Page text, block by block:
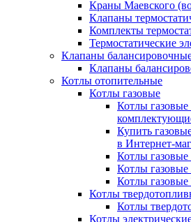
Краны Маевского
Клапаны
Комплекты
Термостатические
Клапаны
Клапаны
Котлы отопительные
Котлы газовые
Котлы
Купить
в Интернет-
Котлы
Котлы
Котлы
Котлы
Котлы
Котлы